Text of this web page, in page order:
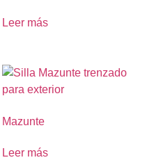
Leer más
Mazunte
Leer más